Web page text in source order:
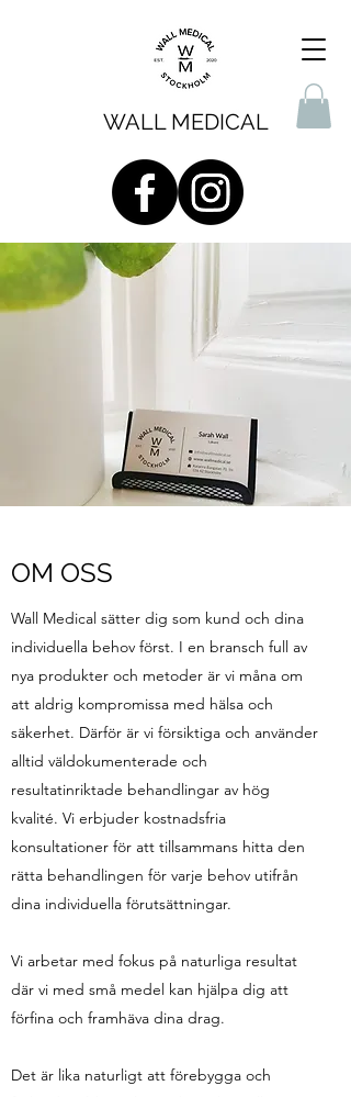
WALL MEDICAL
OM OSS
Wall Medical sätter dig som kund och dina
individuella behov först. I en bransch full av
nya produkter och metoder är vi måna om
att aldrig kompromissa med hälsa och
säkerhet. Därför är vi försiktiga och använder
alltid väldokumenterade och
resultatinriktade behandlingar av hög
kvalité. Vi erbjuder kostnadsfria
konsultationer för att tillsammans hitta den
rätta behandlingen för varje behov utifrån
dina individuella förutsättningar.
Vi arbetar med fokus på naturliga resultat
där vi med små medel kan hjälpa dig att
förfina och framhäva dina drag.
Det är lika naturligt att förebygga och